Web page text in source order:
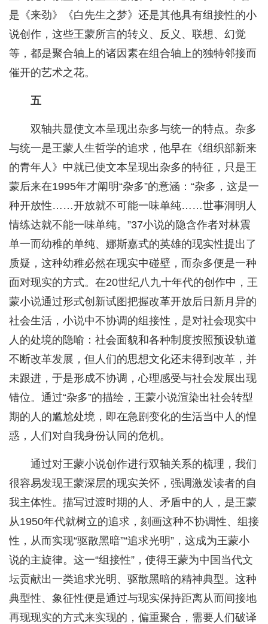
是《来劲》《白先生之梦》还是其他具有组接性的小
说创作，这些王蒙所言的转义、反义、联想、幻觉
等，都是聚合轴上的诸因素在组合轴上的独特邻接而
催开的艺术之花。
五
双轴共显使文本呈现出杂多与统一的特点。杂多
与统一是王蒙人生哲学的追求，他早在《组织部新来
的青年人》中就已使文本呈现出杂多的特征，只是王
蒙后来在1995年才阐明“杂多”的意涵：“杂多，这是一
种开放性……开放就不可能一味单纯……世事洞明人
情练达就不能一味单纯。”37小说的隐含作者对林震
单一而幼稚的单纯、娜斯嘉式的英雄的现实性提出了
质疑，这种幼稚必然在现实中碰壁，而杂多便是一种
面对现实的方式。在20世纪八九十年代的创作中，王
蒙小说通过形式创新试图把握改革开放后日新月异的
社会生活，小说中不协调的组接性，是对社会现实中
人的处境的隐喻：社会面貌和各种制度按照预设轨道
不断改革发展，但人们的思想文化还未得到改革，并
未跟进，于是形成不协调，心理感受与社会发展出现
错位。通过“杂多”的描绘，王蒙小说渲染出社会转型
期的人的尴尬处境，即在急剧变化的生活当中人的惶
惑，人们对自我身份认同的危机。
通过对王蒙小说创作进行双轴关系的梳理，我们
很容易发现王蒙深层的现实关怀，强调激发读者的自
我主体性。描写过渡时期的人、矛盾中的人，是王蒙
从1950年代就树立的追求，刻画这种不协调性、组接
性，从而实现“驱散黑暗”“追求光明”，这成为王蒙小
说的主旋律。这一“组接性”，使得王蒙为中国当代文
坛贡献出一类追求光明、驱散黑暗的精神典型。这种
典型性、象征性便是通过与现实保持距离从而间接地
再现现实的方式来实现的，偏重聚合，需要人们破译